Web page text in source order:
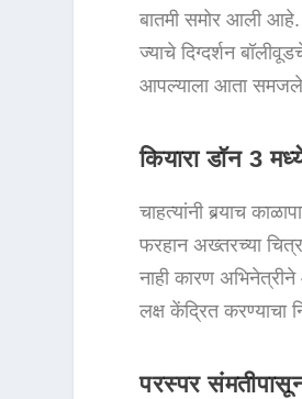
बातमी समोर आली
ज्याचे दिग्दर्शन
आपल्याला आता
कियारा डॉन 3
चाहत्यांनी बर्‍याच
फरहान अख्तरच्या
नाही कारण
लक्ष केंद्रित करण्याचा
परस्पर संमतीपासून